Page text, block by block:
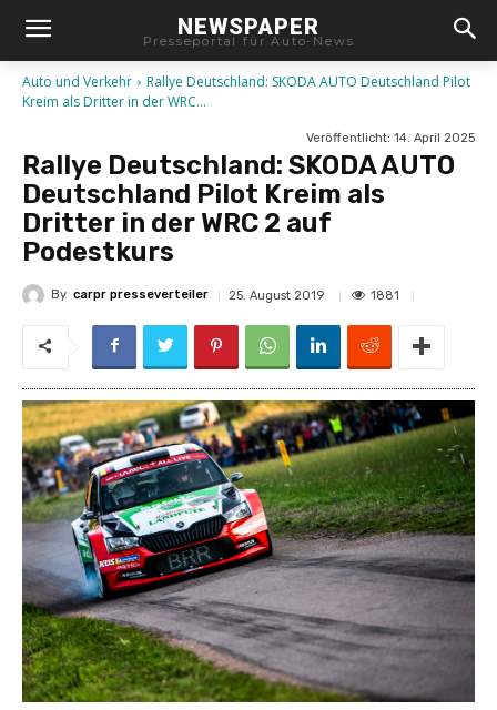
NEWSPAPER
Presseportal für Auto-News
Auto und Verkehr
Rallye Deutschland: SKODA AUTO Deutschland Pilot
Kreim als Dritter in der WRC...
Veröffentlicht: 14. April 2025
Rallye Deutschland: SKODA AUTO
Deutschland Pilot Kreim als
Dritter in der WRC 2 auf
Podestkurs
By carpr presseverteiler 25. August 2019 1881